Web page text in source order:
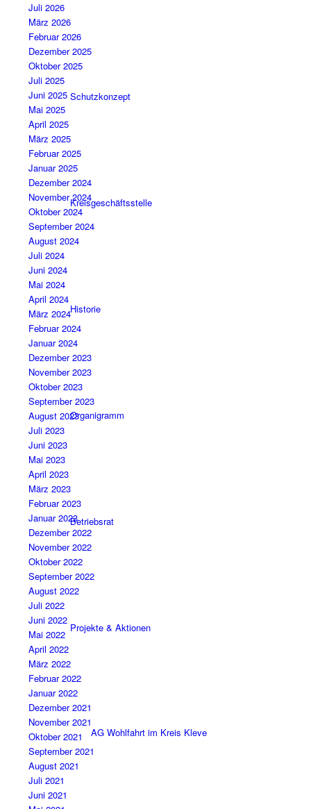
Schutzkonzept
Kreisgeschäftsstelle
Historie
Organigramm
Betriebsrat
Projekte & Aktionen
AG Wohlfahrt im Kreis Kleve
Juli 2026
März 2026
Februar 2026
Dezember 2025
Oktober 2025
Juli 2025
Juni 2025
Mai 2025
April 2025
März 2025
Februar 2025
Januar 2025
Dezember 2024
November 2024
Oktober 2024
September 2024
August 2024
Juli 2024
Juni 2024
Mai 2024
April 2024
März 2024
Februar 2024
Januar 2024
Dezember 2023
November 2023
Oktober 2023
September 2023
August 2023
Juli 2023
Juni 2023
Mai 2023
April 2023
März 2023
Februar 2023
Januar 2023
Dezember 2022
November 2022
Oktober 2022
September 2022
August 2022
Juli 2022
Juni 2022
Mai 2022
April 2022
März 2022
Februar 2022
Januar 2022
Dezember 2021
November 2021
Oktober 2021
September 2021
August 2021
Juli 2021
Juni 2021